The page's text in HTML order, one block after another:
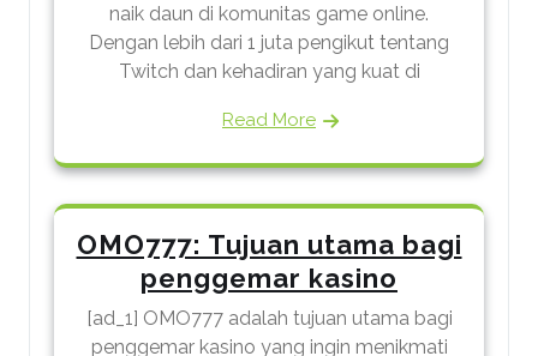
naik daun di komunitas game online.
Dengan lebih dari 1 juta pengikut tentang
Twitch dan kehadiran yang kuat di
Read More
OMO777: Tujuan utama bagi
penggemar kasino
[ad_1] OMO777 adalah tujuan utama bagi
penggemar kasino yang ingin menikmati